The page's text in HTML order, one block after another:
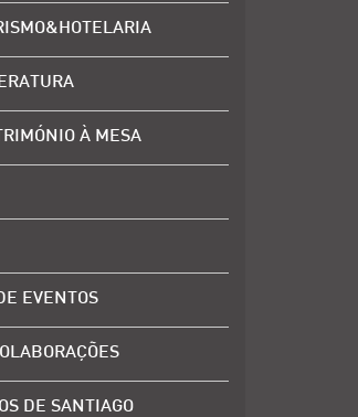
À MESA
EVENTOS
DE SANTIAGO